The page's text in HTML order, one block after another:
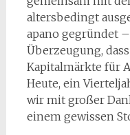
altersbedingt
apano gegründet
Überzeugung,
Kapitalmärkte für
Heute, ein
wir mit großer
einem gewissen